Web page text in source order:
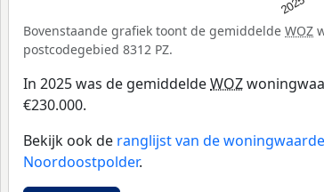
2025
Bovenstaande grafiek toont de gemiddelde WOZ
postcodegebied 8312 PZ.
In 2025 was de gemiddeldeWOZ
€230.000.
Bekijk ook de ranglijst van de
Noordoostpolder.